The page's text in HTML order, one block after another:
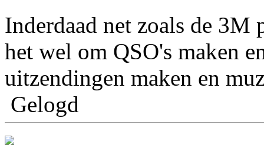
Inderdaad net zoals de 3M
het wel om QSO's maken
uitzendingen maken en
Gelogd